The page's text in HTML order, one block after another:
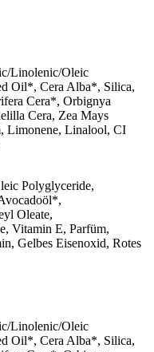
Linolenic/Oleic
Oil*, Cera Alba*, Silica,
Cera*, Orbignya
Cera, Zea Mays
Limonene, Linalool, CI
Polyglyceride,
Oleate,
Vitamin E, Parfüm,
Gelbes Eisenoxid, Rotes
Linolenic/Oleic
Oil*, Cera Alba*, Silica,